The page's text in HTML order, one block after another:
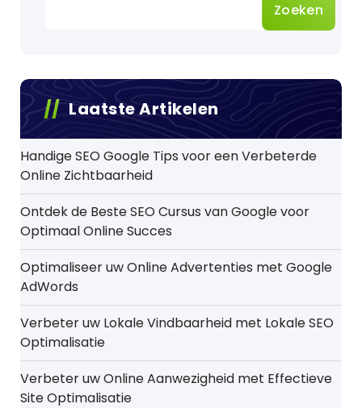
Zoeken
Laatste Artikelen
Handige SEO Google Tips voor een Verbeterde
Online Zichtbaarheid
Ontdek de Beste SEO Cursus van Google voor
Optimaal Online Succes
Optimaliseer uw Online Advertenties met Google
AdWords
Verbeter uw Lokale Vindbaarheid met Lokale SEO
Optimalisatie
Verbeter uw Online Aanwezigheid met Effectieve
Site Optimalisatie